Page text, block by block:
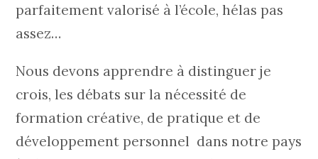
parfaitement valorisé à l’école, hélas pas
assez…
Nous devons apprendre à distinguer je
crois, les débats sur la nécessité de
formation créative, de pratique et de
développement personnel dans notre pays